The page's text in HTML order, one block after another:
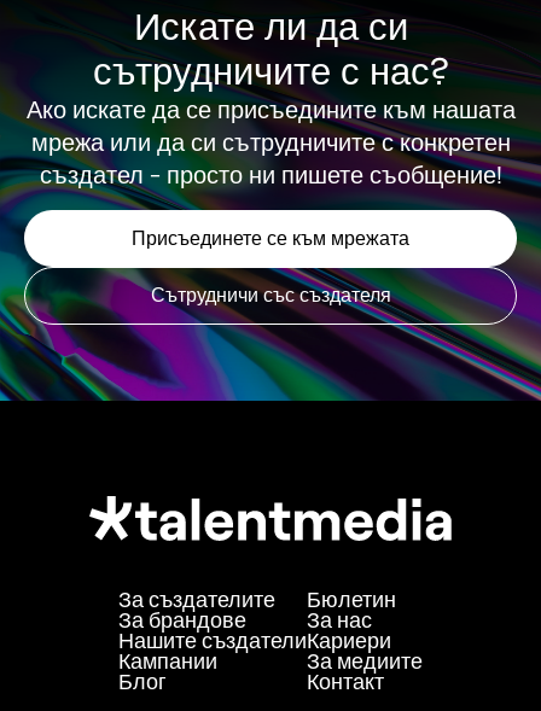
Искате ли да си
сътрудничите с нас?
Ако искате да се присъедините към нашата
мрежа или да си сътрудничите с конкретен
създател - просто ни пишете съобщение!
Присъединете се към мрежата
Сътрудничи със създателя
За създателите
За брандове
Нашите създатели
Кампании
Блог
Бюлетин
За нас
Кариери
За медиите
Контакт